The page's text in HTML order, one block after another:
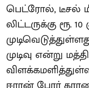
பெட்ரோல், டீசல்
லிட்டருக்கு ரூ.
முடிவு என்று